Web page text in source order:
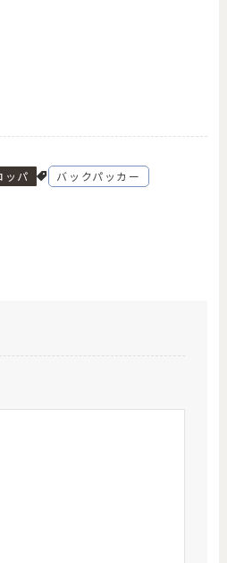
ッパ バックパッカー